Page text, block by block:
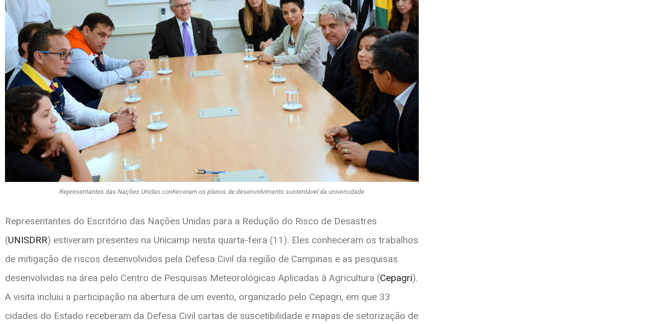
Representantes das Nações Unidas conheceram os planos de desenvolvimento sustentável da universidade
Representantes do Escritório das Nações Unidas para a Redução do Risco de Desastres
(UNISDRR) estiveram presentes na Unicamp nesta quarta-feira (11). Eles conheceram os trabalhos
de mitigação de riscos desenvolvidos pela Defesa Civil da região de Campinas e as pesquisas
desenvolvidas na área pelo Centro de Pesquisas Meteorológicas Aplicadas à Agricultura (Cepagri).
A visita incluiu a participação na abertura de um evento, organizado pelo Cepagri, em que 33
cidades do Estado receberam da Defesa Civil cartas de suscetibilidade e mapas de setorização de